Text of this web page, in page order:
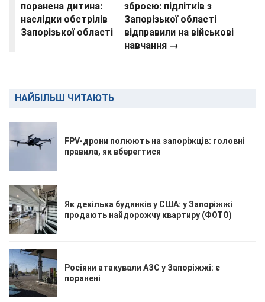
поранена дитина:
наслідки обстрілів
Запорізької області
зброєю: підлітків з
Запорізької області
відправили на військові
навчання →
НАЙБІЛЬШ ЧИТАЮТЬ
FPV-дрони полюють на запоріжців: головні
правила, як вберегтися
Як декілька будинків у США: у Запоріжжі
продають найдорожчу квартиру (ФОТО)
Росіяни атакували АЗС у Запоріжжі: є
поранені